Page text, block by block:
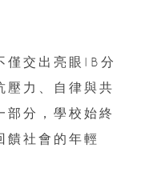
僅交出亮眼IB分
壓力、自律與共
部分，學校始終
饋社會的年輕